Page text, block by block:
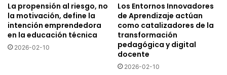
La propensión al riesgo, no
la motivación, define la
intención emprendedora
en la educación técnica
2026-02-10
Los Entornos Innovadores
de Aprendizaje actúan
como catalizadores de la
transformación
pedagógica y digital
docente
2026-02-10